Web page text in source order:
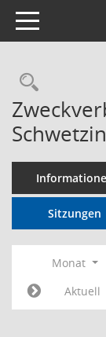
Toggle navigation
Sitzungen
Monat
Aktuell